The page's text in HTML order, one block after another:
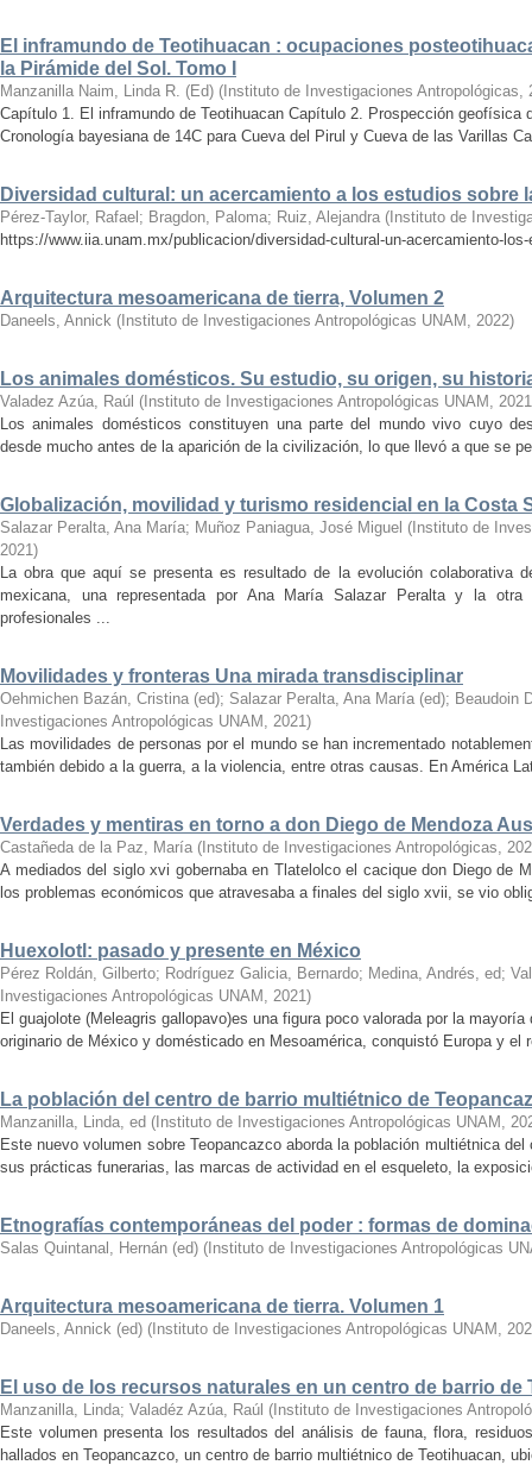
El inframundo de Teotihuacan : ocupaciones
la Pirámide del Sol. Tomo I
Manzanilla Naim, Linda R. (Ed) ( Instituto de Investigaciones Antropológicas,
Capítulo 1. El inframundo de Teotihuacan Capítulo 2. Prospección geofísica
Cronología bayesiana de 14C para Cueva del Pirul y Cueva de las Varillas
Diversidad cultural: un acercamiento a los estudios sobre
Pérez-Taylor, Rafael ; Bragdon, Paloma; Ruiz, Alejandra ( Instituto de
https://www.iia.unam.mx/publicacion/diversidad-cultural-un-acercamiento-
Arquitectura mesoamericana de tierra, Volumen 2
Daneels, Annick ( Instituto de Investigaciones Antropológicas UNAM , 2022)
Los animales domésticos. Su estudio, su origen, su
Valadez Azúa, Raúl ( Instituto de Investigaciones Antropológicas UNAM ,
Los animales domésticos constituyen una parte del mundo vivo cuyo
desde mucho antes de la aparición de la civilización, lo que llevó a que se
Globalización, movilidad y turismo residencial en la Costa
Salazar Peralta, Ana María; Muñoz Paniagua, José Miguel ( Instituto de
2021)
La obra que aquí se presenta es resultado de la evolución colaborativa
mexicana, una representada por Ana María Salazar Peralta y la otra
profesionales ...
Movilidades y fronteras Una mirada transdisciplinar
Oehmichen Bazán, Cristina (ed); Salazar Peralta, Ana María (ed); Beaudoin
Investigaciones Antropológicas UNAM , 2021)
Las movilidades de personas por el mundo se han incrementado
también debido a la guerra, a la violencia, entre otras causas. En América
Verdades y mentiras en torno a don Diego de Mendoza
Castañeda de la Paz, María ( Instituto de Investigaciones Antropológicas,
A mediados del siglo xvi gobernaba en Tlatelolco el cacique don Diego de
los problemas económicos que atra­ve­sa­ba ­a ­finales ­del ­siglo xvii, se vio
Huexolotl: pasado y presente en México
Pérez Roldán, Gilberto; Rodríguez Galicia, Bernardo; Medina, Andrés, ed;
Investigaciones Antropológicas UNAM , 2021)
El guajolote (Meleagris gallopavo)es una figura poco valorada por la
originario de México y domésticado en Mesoamérica, conquistó Europa y el
La población del centro de barrio multiétnico de
Manzanilla, Linda, ed ( Instituto de Investigaciones Antropológicas UNAM ,
Este nuevo volumen sobre Teopancazco aborda la población multiétnica
sus prácticas funerarias, las marcas de actividad en el esqueleto, la
Etnografías contemporáneas del poder : formas de
Salas Quintanal, Hernán (ed) ( Instituto de Investigaciones Antropológicas
Arquitectura mesoamericana de tierra. Volumen 1
Daneels, Annick (ed) ( Instituto de Investigaciones Antropológicas UNAM ,
El uso de los recursos naturales en un centro de barrio de
Manzanilla, Linda; Valadéz Azúa, Raúl ( Instituto de Investigaciones
Este volumen presenta los resultados del análisis de fauna, flora,
hallados en Teopancazco, un centro de barrio multiétnico de Teotihuacan,